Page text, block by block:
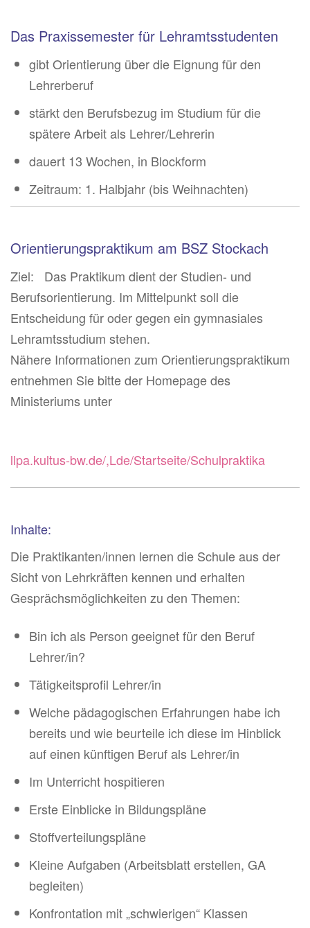
Das Praxissemester für Lehramtsstudenten
gibt Orientierung über die Eignung für den
Lehrerberuf
stärkt den Berufsbezug im Studium für die
spätere Arbeit als Lehrer/Lehrerin
dauert 13 Wochen, in Blockform
Zeitraum: 1. Halbjahr (bis Weihnachten)
Orientierungspraktikum am BSZ Stockach
Ziel: Das Praktikum dient der Studien- und
Berufsorientierung. Im Mittelpunkt soll die
Entscheidung für oder gegen ein gymnasiales
Lehramtsstudium stehen.
Nähere Informationen zum Orientierungspraktikum
entnehmen Sie bitte der Homepage des
Ministeriums unter
llpa.kultus-bw.de/,Lde/Startseite/Schulpraktika
Inhalte:
Die Praktikanten/innen lernen die Schule aus der
Sicht von Lehrkräften kennen und erhalten
Gesprächsmöglichkeiten zu den Themen:
Bin ich als Person geeignet für den Beruf
Lehrer/in?
Tätigkeitsprofil Lehrer/in
Welche pädagogischen Erfahrungen habe ich
bereits und wie beurteile ich diese im Hinblick
auf einen künftigen Beruf als Lehrer/in
Im Unterricht hospitieren
Erste Einblicke in Bildungspläne
Stoffverteilungspläne
Kleine Aufgaben (Arbeitsblatt erstellen, GA
begleiten)
Konfrontation mit „schwierigen“ Klassen